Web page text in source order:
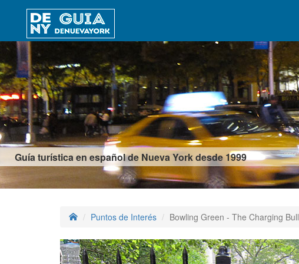
Guía turística en español de Nueva York desde 1999
Puntos de Interés Bowling Green - The Charging Bull